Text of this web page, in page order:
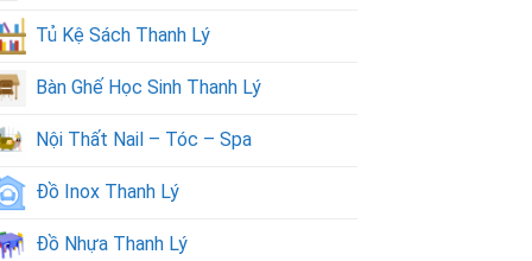
Tủ Kệ Sách Thanh Lý
Bàn Ghế Học Sinh Thanh Lý
Nội Thất Nail – Tóc – Spa
Đồ Inox Thanh Lý
Đồ Nhựa Thanh Lý